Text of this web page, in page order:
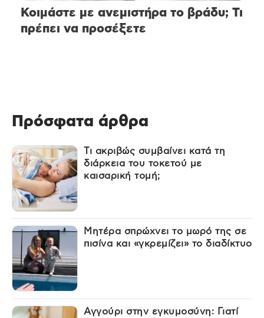
Κοιμάστε με ανεμιστήρα το βράδυ; Τι
πρέπει να προσέξετε
Πρόσφατα άρθρα
Τι ακριβώς συμβαίνει κατά τη
διάρκεια του τοκετού με
καισαρική τομή;
Μητέρα σπρώχνει το μωρό της σε
πισίνα και «γκρεμίζει» το διαδίκτυο
Αγγούρι στην εγκυμοσύνη: Γιατί